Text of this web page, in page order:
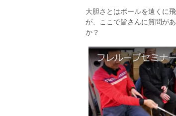
大胆さとはボールを遠くに
が、ここで皆さんに質問が
か？